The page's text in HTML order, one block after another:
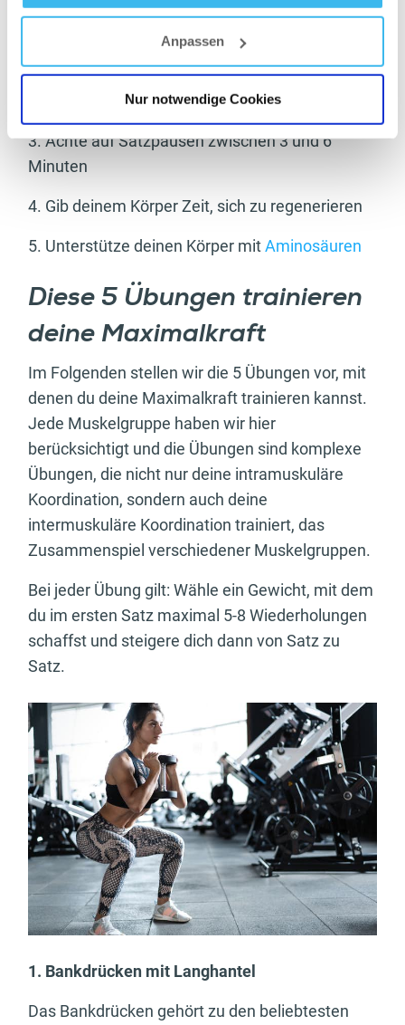
Datenschutz- undCookie-Richtlinien
Anpassen
Nur notwendige Cookies
1. Trainiere mit hohen Gewichten und wenig
Wiederholungen
2. 3-5 Sätze bei 4-8 Wiederholungen
3. Achte auf Satzpausen zwischen 3 und 6
Minuten
4. Gib deinem Körper Zeit, sich zu regenerieren
5. Unterstütze deinen Körper mitAminosäuren
Diese 5 Übungen trainieren
deine Maximalkraft
Im Folgenden stellen wir die 5 Übungen vor, mit
denen du deine Maximalkraft trainieren kannst.
Jede Muskelgruppe haben wir hier
berücksichtigt und die Übungen sind komplexe
Übungen, die nicht nur deine intramuskuläre
Koordination, sondern auch deine
intermuskuläre Koordination trainiert, das
Zusammenspiel verschiedener Muskelgruppen.
Bei jeder Übung gilt: Wähle ein Gewicht, mit dem
du im ersten Satz maximal 5-8 Wiederholungen
schaffst und steigere dich dann von Satz zu
Satz.
1. Bankdrücken mit Langhantel
Das Bankdrücken gehört zu den beliebtesten